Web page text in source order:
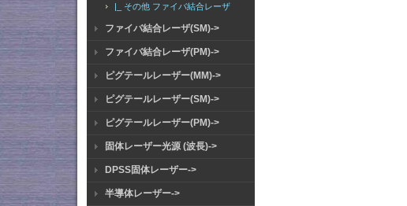
|_ その他 ファイバ結合レーザ
ファイバ結合レーザ(SM)->
ファイバ結合レーザ(PM)->
ピグテールレーザー(MM)->
ピグテールレーザー(SM)->
ピグテールレーザー(PM)->
固体レーザー光源 (波長)->
DPSS固体レーザー->
半導体レーザー->